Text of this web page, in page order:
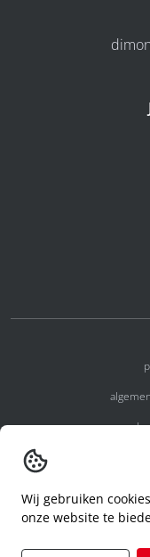
Wij gebruiken
onze website te